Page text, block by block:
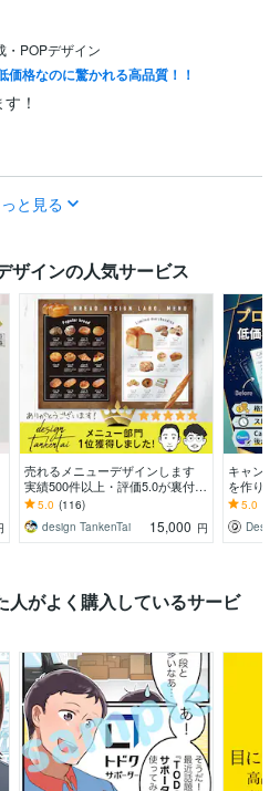
・POPデザイン
格なのに驚かれる高品質！！
！
と見る
ザインの人気サービス
売れるメニューデザインします
実績500件以上・評価5.0が裏付け
る安心感
5.0 (116)
design TankenTai
15,000 円
キャン
を作り
にお任
上がり
5.0
人がよく購入しているサービ